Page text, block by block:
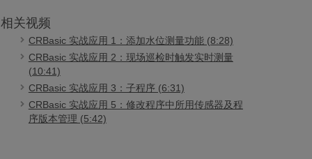
相关视频
CRBasic 实战应用 1：添加水位测量功能 (8:28)
CRBasic 实战应用 2：现场巡检时触发实时测量
(10:41)
CRBasic 实战应用 3：子程序 (6:31)
CRBasic 实战应用 5：修改程序中所用传感器及程
序版本管理 (5:42)